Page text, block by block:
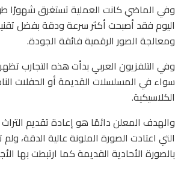
وفي الماضي كانت العملية تستغرق شهورًا
اليوم فقد أصبحت أكثر سرعة ودقة بفضل
ومعالجة الصور الرقمية فائقة الجودة.
وفي التلفزيون العربي بدأت هذه التجارب
سواء في المسلسلات القديمة أو الحفلات
الكلاسيكية.
والهدف المعلن دائمًا هو إعادة تقديم التراث
التي اعتادت الصورة الملونة عالية الدقة،
بالصورة الأحادية القديمة كما ارتبطت بها